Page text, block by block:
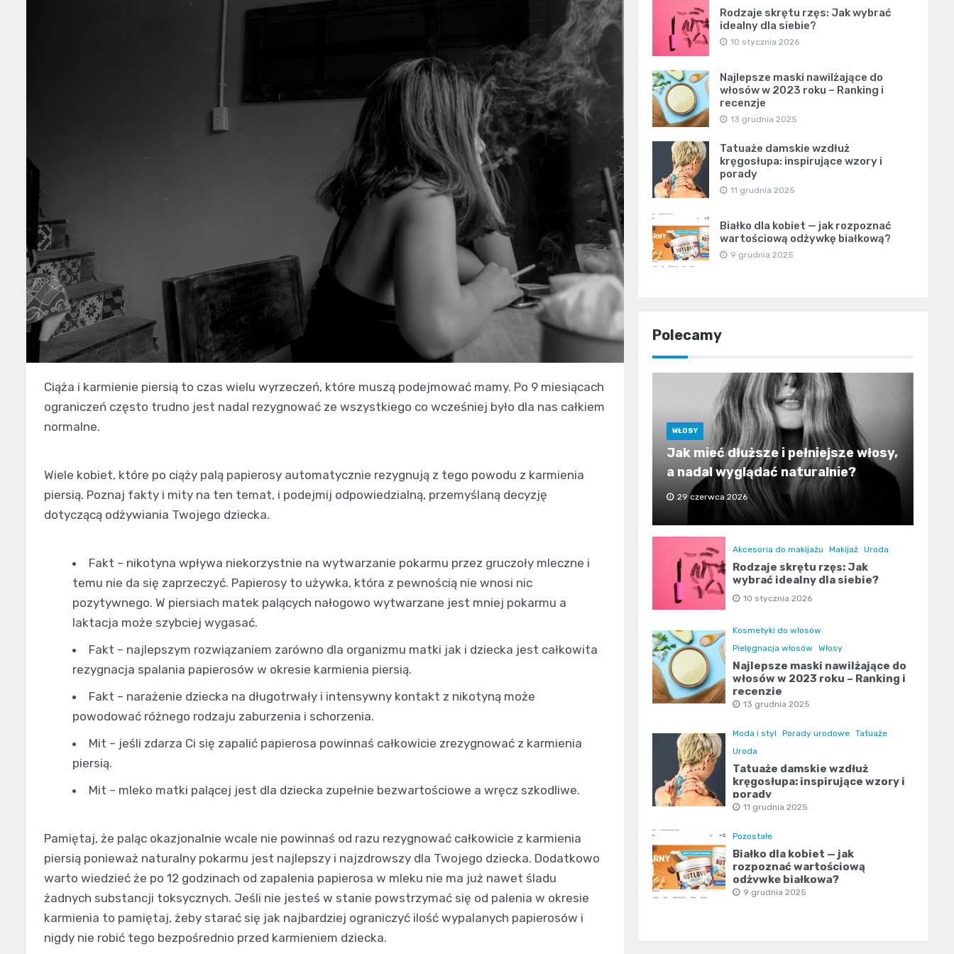
Ciąża i karmienie piersią to czas wielu wyrzeczeń, które muszą podejmować mamy. Po 9 miesiącach
ograniczeń często trudno jest nadal rezygnować ze wszystkiego co wcześniej było dla nas całkiem
normalne.
Wiele kobiet, które po ciąży palą papierosy automatycznie rezygnują z tego powodu z karmienia
piersią. Poznaj fakty i mity na ten temat, i podejmij odpowiedzialną, przemyślaną decyzję
dotyczącą odżywiania Twojego dziecka.
Fakt – nikotyna wpływa niekorzystnie na wytwarzanie pokarmu przez gruczoły mleczne i
temu nie da się zaprzeczyć. Papierosy to używka, która z pewnością nie wnosi nic
pozytywnego. W piersiach matek palących nałogowo wytwarzane jest mniej pokarmu a
laktacja może szybciej wygasać.
Fakt – najlepszym rozwiązaniem zarówno dla organizmu matki jak i dziecka jest całkowita
rezygnacja spalania papierosów w okresie karmienia piersią.
Fakt – narażenie dziecka na długotrwały i intensywny kontakt z nikotyną może
powodować różnego rodzaju zaburzenia i schorzenia.
Mit – jeśli zdarza Ci się zapalić papierosa powinnaś całkowicie zrezygnować z karmienia
piersią.
Mit – mleko matki palącej jest dla dziecka zupełnie bezwartościowe a wręcz szkodliwe.
Pamiętaj, że paląc okazjonalnie wcale nie powinnaś od razu rezygnować całkowicie z karmienia
piersią ponieważ naturalny pokarmu jest najlepszy i najzdrowszy dla Twojego dziecka. Dodatkowo
warto wiedzieć że po 12 godzinach od zapalenia papierosa w mleku nie ma już nawet śladu
żadnych substancji toksycznych. Jeśli nie jesteś w stanie powstrzymać się od palenia w okresie
karmienia to pamiętaj, żeby starać się jak najbardziej ograniczyć ilość wypalanych papierosów i
nigdy nie robić tego bezpośrednio przed karmieniem dziecka.
Rodzaje skrętu rzęs: Jak wybrać
idealny dla siebie?
10 stycznia 2026
Najlepsze maski nawilżające do
włosów w 2023 roku – Ranking i
recenzje
13 grudnia 2025
Tatuaże damskie wzdłuż
kręgosłupa: inspirujące wzory i
porady
11 grudnia 2025
Białko dla kobiet — jak rozpoznać
wartościową odżywkę białkową?
9 grudnia 2025
Polecamy
WŁOSY
Jak mieć dłuższe i pełniejsze włosy,
a nadal wyglądać naturalnie?
29 czerwca 2026
Akcesoria do makijażu Makijaż Uroda
Rodzaje skrętu rzęs: Jak
wybrać idealny dla siebie?
10 stycznia 2026
Kosmetyki do włosów
Pielęgnacja włosów
Włosy
Najlepsze maski nawilżające do
włosów w 2023 roku – Ranking i
recenzje
13 grudnia 2025
Moda i styl Porady urodowe Tatuaże
Uroda
Tatuaże damskie wzdłuż
kręgosłupa: inspirujące wzory i
porady
11 grudnia 2025
Pozostałe
Białko dla kobiet — jak
rozpoznać wartościową
odżywkę białkową?
9 grudnia 2025